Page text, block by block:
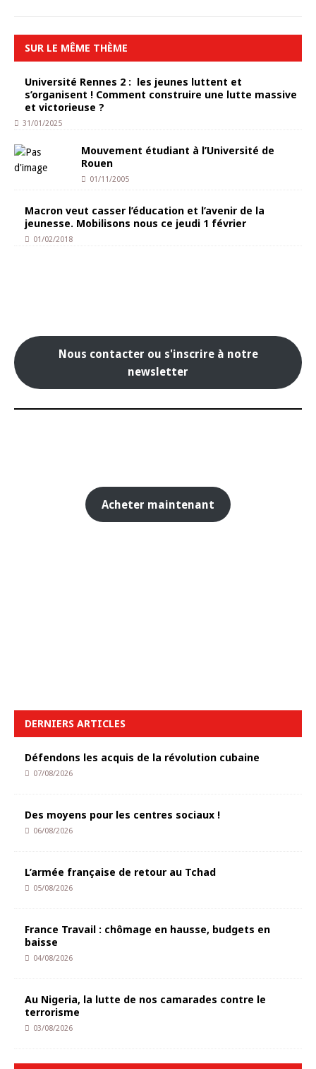
SUR LE MÊME THÈME
Université Rennes 2 : les jeunes luttent et
s’organisent ! Comment construire une lutte massive
et victorieuse ?
31/01/2025
Mouvement étudiant à l’Université de
Rouen
01/11/2005
Macron veut casser l’éducation et l’avenir de la
jeunesse. Mobilisons nous ce jeudi 1 février
01/02/2018
Nous contacter ou s'inscrire à notre
newsletter
Acheter maintenant
DERNIERS ARTICLES
Défendons les acquis de la révolution cubaine
07/08/2026
Des moyens pour les centres sociaux !
06/08/2026
L’armée française de retour au Tchad
05/08/2026
France Travail : chômage en hausse, budgets en
baisse
04/08/2026
Au Nigeria, la lutte de nos camarades contre le
terrorisme
03/08/2026